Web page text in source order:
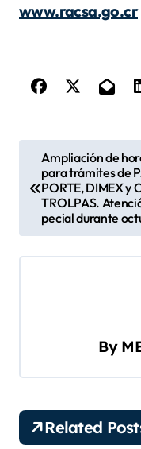
www.racsa.go.cr
e
g
d
e
Ampliación de
para trámites de
PORTE, DIMEX y
TROLPAS.
pecial durante
By
Related